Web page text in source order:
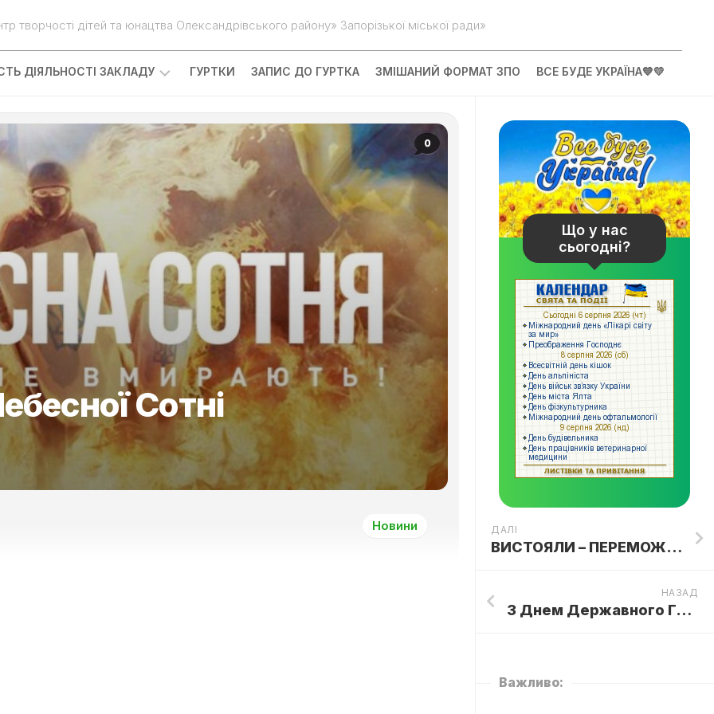
творчості дітей та юнацтва Олександрівського району» Запорізької міської ради»
ДІЯЛЬНОСТІ ЗАКЛАДУ ГУРТКИ ЗАПИС ДО ГУРТКА ЗМІШАНИЙ ФОРМАТ ЗПО ВСЕ БУДЕ УКРАЇНА💙💛
0
Сотні
Новини
Що у нас
сьогодні?
ДАЛІ
ВИСТОЯЛИ – ПЕРЕМОЖЕМО!
НАЗАД
З Днем Державного Герба України!
Важливо: